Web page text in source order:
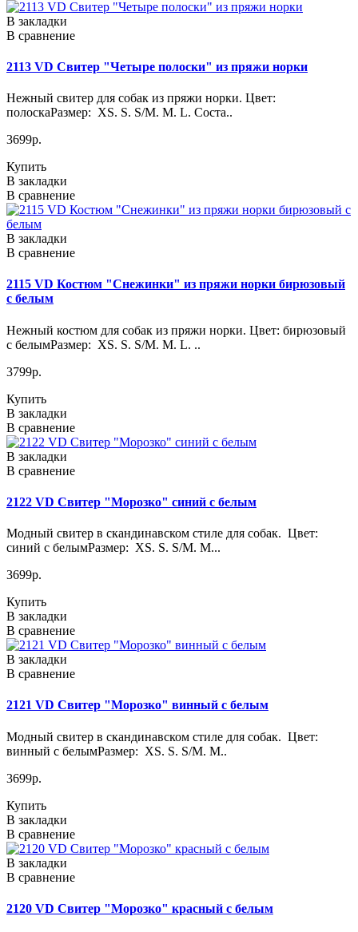
В закладки
В сравнение
2113 VD Свитер "Четыре полоски" из пряжи норки
Нежный свитер для собак из пряжи норки. Цвет:
полоскаРазмер: XS. S. S/M. M. L. Соста..
3699р.
Купить
В закладки
В сравнение
В закладки
В сравнение
2115 VD Костюм "Снежинки" из пряжи норки бирюзовый
с белым
Нежный костюм для собак из пряжи норки. Цвет: бирюзовый
с белымРазмер: XS. S. S/M. M. L. ..
3799р.
Купить
В закладки
В сравнение
В закладки
В сравнение
2122 VD Свитер "Морозко" синий с белым
Модный свитер в скандинавском стиле для собак. Цвет:
синий с белымРазмер: XS. S. S/M. M...
3699р.
Купить
В закладки
В сравнение
В закладки
В сравнение
2121 VD Свитер "Морозко" винный с белым
Модный свитер в скандинавском стиле для собак. Цвет:
винный с белымРазмер: XS. S. S/M. M..
3699р.
Купить
В закладки
В сравнение
В закладки
В сравнение
2120 VD Свитер "Морозко" красный с белым